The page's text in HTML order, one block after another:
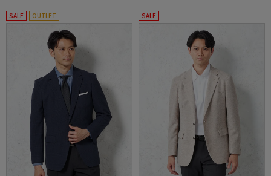
SALE OUTLET SALE